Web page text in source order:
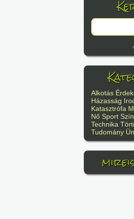
Alkotás
Házasság
Katasztrófa
Nő Sport
Technika
Tudomány